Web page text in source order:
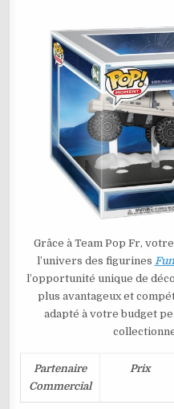
Grâce à Team Pop Fr,
l’univers des figurines
l’opportunité unique de
plus avantageux et
adapté à votre budget
Partenaire
Commercial
Prix